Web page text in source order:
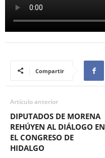
Compartir
Artículo anterior
DIPUTADOS DE MORENA
REHÚYEN AL DIÁLOGO EN
EL CONGRESO DE
HIDALGO